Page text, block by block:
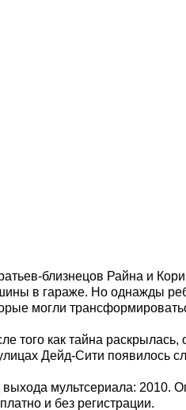
близнецов Райна и
в гараже. Но однажды
могли
того как тайна
Дейд-Сити появилось
выхода мультсериала: 2010.
и без регистрации.